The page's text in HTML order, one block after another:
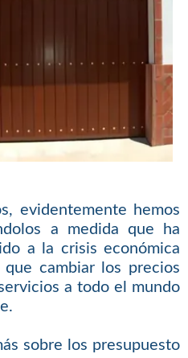
evidentemente hemos
a medida que ha
a la crisis económica
cambiar los precios
a todo el mundo
sobre los presupuesto